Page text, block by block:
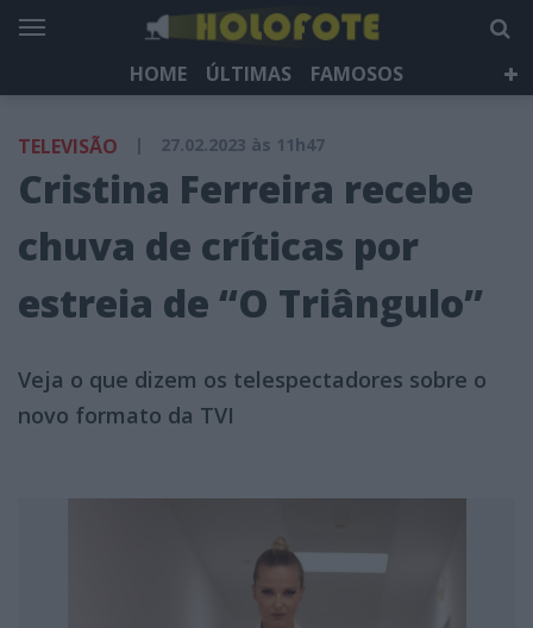
HOME ÚLTIMAS
FAMOSOS
HOLOFOTE TV
NEWSLETTER
TELEVISÃO | 27.02.2023 às 11h47
Cristina Ferreira recebe
chuva de críticas por
estreia de “O Triângulo”
Veja o que dizem os telespectadores sobre o
novo formato da TVI